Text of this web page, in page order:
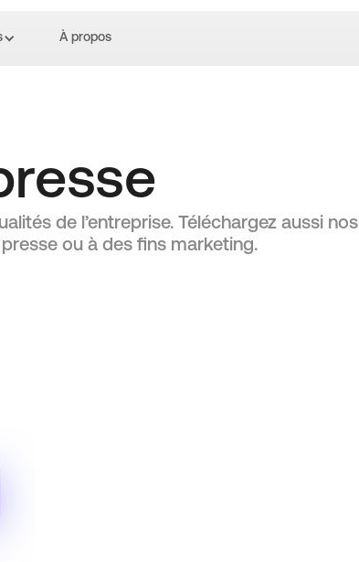
À propos
de l’entreprise. Téléchargez aussi nos
ou à des fins marketing.